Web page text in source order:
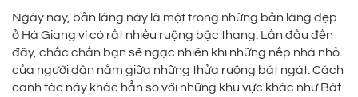
Ngày nay, bản làng này là một trong những bản làng đẹp
ở Hà Giang vì có rất nhiều ruộng bậc thang. Lần đầu đến
đây, chắc chắn bạn sẽ ngạc nhiên khi những nếp nhà nhỏ
của người dân nằm giữa những thửa ruộng bát ngát. Cách
canh tác này khác hẳn so với những khu vực khác như Bát